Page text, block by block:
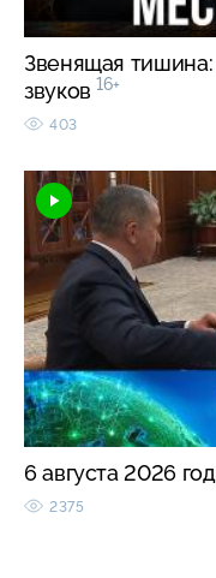
Звенящая тишина:
звуков 16+
403
6 августа 2026
2375